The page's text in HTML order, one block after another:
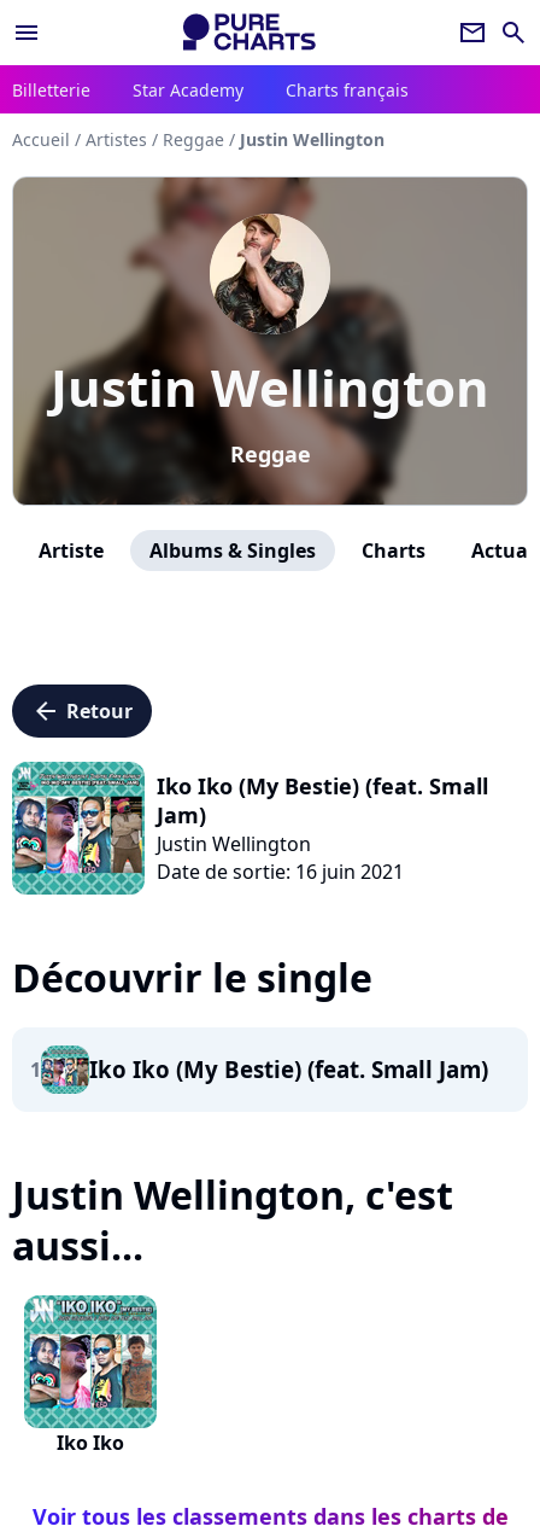
menu newsletter search
Billetterie Star Academy Charts français
Accueil / Artistes / Reggae / Justin Wellington
Justin Wellington
Reggae
Artiste Albums & Singles Charts
arrow_left Retour
Iko Iko (My Bestie) (feat. Small
Jam)
Justin Wellington
Date de sortie: 16 juin 2021
Découvrir le single
1 Iko Iko (My Bestie) (feat. Small Jam)
Justin Wellington, c'est
aussi...
Iko Iko
Voir tous les classements dans les charts de